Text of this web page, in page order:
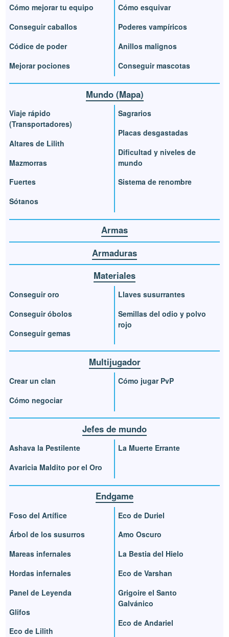
Cómo mejorar tu equipo
Conseguir caballos
Códice de poder
Mejorar pociones
Cómo esquivar
Poderes vampíricos
Anillos malignos
Conseguir mascotas
Mundo (Mapa)
Viaje rápido
(Transportadores)
Altares de Lilith
Mazmorras
Fuertes
Sótanos
Sagrarios
Placas desgastadas
Dificultad y niveles de
mundo
Sistema de renombre
Armas
Armaduras
Materiales
Conseguir oro
Conseguir óbolos
Conseguir gemas
Llaves susurrantes
Semillas del odio y polvo
rojo
Multijugador
Crear un clan
Cómo negociar
Cómo jugar PvP
Jefes de mundo
Ashava la Pestilente
Avaricia Maldito por el Oro
La Muerte Errante
Endgame
Foso del Artífice
Árbol de los susurros
Mareas infernales
Hordas infernales
Panel de Leyenda
Glifos
Eco de Lilith
Eco de Duriel
Amo Oscuro
La Bestia del Hielo
Eco de Varshan
Grigoire el Santo
Galvánico
Eco de Andariel